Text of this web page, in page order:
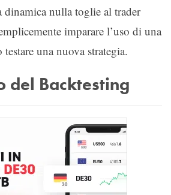
dinamica nulla toglie al trader
imparare l’uso di una
una nuova strategia.
del Backtesting